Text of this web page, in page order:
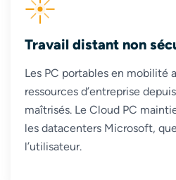
Travail distant non
Les PC portables en mobilité
ressources d’entreprise
maîtrisés. Le Cloud PC
les datacenters Microsoft,
l’utilisateur.